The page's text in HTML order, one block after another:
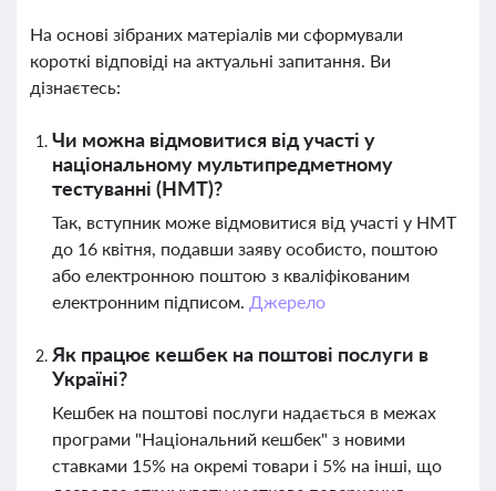
На основі зібраних матеріалів ми сформували
короткі відповіді на актуальні запитання. Ви
дізнаєтесь:
Чи можна відмовитися від участі у
національному мультипредметному
тестуванні (НМТ)?
Так, вступник може відмовитися від участі у НМТ
до 16 квітня, подавши заяву особисто, поштою
або електронною поштою з кваліфікованим
електронним підписом. Джерело
Як працює кешбек на поштові послуги в
Україні?
Кешбек на поштові послуги надається в межах
програми "Національний кешбек" з новими
ставками 15% на окремі товари і 5% на інші, що